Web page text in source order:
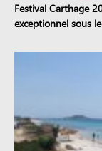
Festival Carthage
exceptionnel sous